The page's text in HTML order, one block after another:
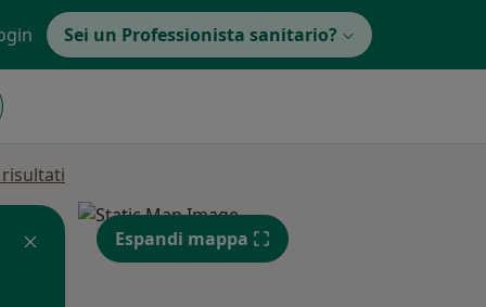
Sei un Professionista sanitario?
Espandi mappa